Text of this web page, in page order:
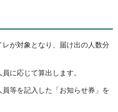
が対象となり、届け出の人数分
に応じて算出します。
等を記入した「お知らせ券」を